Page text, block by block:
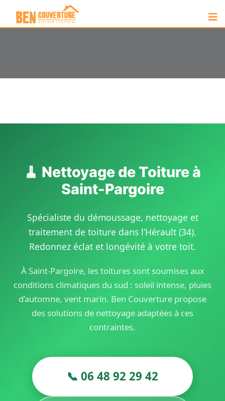
🧹 Nettoyage de Toiture à
Saint-Pargoire
Spécialiste du démoussage, nettoyage et
traitement de toiture dans l’Hérault (34).
Redonnez éclat et longévité à votre toit.
À Saint-Pargoire, les toitures sont soumises aux
conditions climatiques du sud : soleil intense, pluies
d’automne, vent marin. Ben Couverture propose
des solutions de nettoyage adaptées à ces
contraintes.
📞 06 48 92 29 42